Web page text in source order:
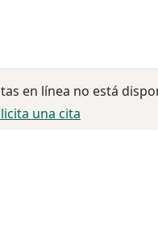
en línea no está
una cita